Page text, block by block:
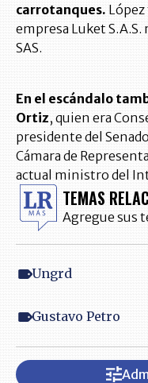
carrotanques.
empresa Luket
SAS.
En el escándalo
Ortiz, quien era
presidente del
Cámara de
actual ministro del
TEMAS
Agregue sus
Ungrd
Gustavo Petro